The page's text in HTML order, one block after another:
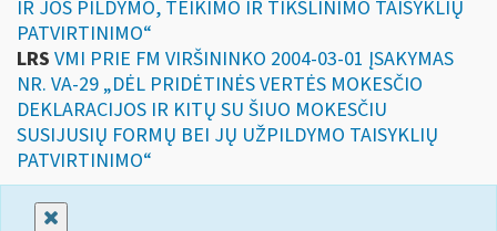
IR JOS PILDYMO, TEIKIMO IR TIKSLINIMO TAISYKLIŲ
PATVIRTINIMO“
LRS VMI PRIE FM VIRŠININKO 2004-03-01 ĮSAKYMAS
NR. VA-29 „DĖL PRIDĖTINĖS VERTĖS MOKESČIO
DEKLARACIJOS IR KITŲ SU ŠIUO MOKESČIU
SUSIJUSIŲ FORMŲ BEI JŲ UŽPILDYMO TAISYKLIŲ
PATVIRTINIMO“